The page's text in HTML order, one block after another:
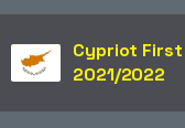
Cypriot First Division
2021/2022